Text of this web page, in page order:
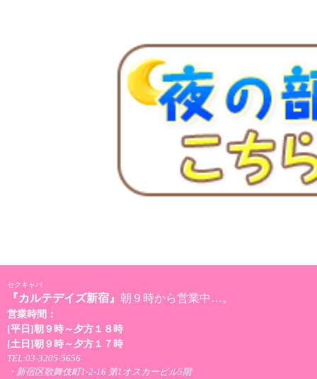
セクキャバ
『カルテデイズ新宿』 朝９時から営業中…。
営業時間：
[平日]朝９時～夕方１８時
[土日]朝９時～夕方１７時
TEL:03-3205-5656
・新宿区歌舞伎町1-2-16 第1オスカービル5階